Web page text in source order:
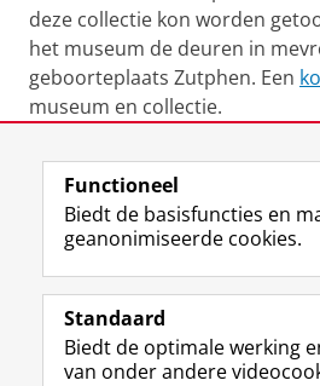
deze collectie kon worden
het museum de deuren in
geboorteplaats Zutphen. Een
museum en collectie.
Laatst gewijzigd: 13 augustus
Volg ons op
Over het museum
Functioneel
Biedt de basisfuncties en
geanonimiseerde cookies.
Standaard
Biedt de optimale werking
van onder andere